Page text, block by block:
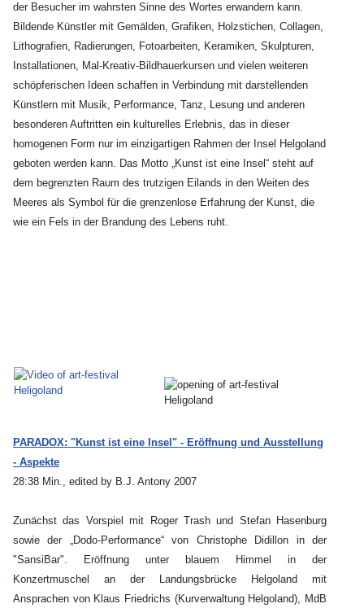
der Besucher im wahrsten Sinne des Wortes erwandern kann.
Bildende Künstler mit Gemälden, Grafiken, Holzstichen, Collagen,
Lithografien, Radierungen, Fotoarbeiten, Keramiken, Skulpturen,
Installationen, Mal-Kreativ-Bildhauerkursen und vielen weiteren
schöpferischen Ideen schaffen in Verbindung mit darstellenden
Künstlern mit Musik, Performance, Tanz, Lesung und anderen
besonderen Auftritten ein kulturelles Erlebnis, das in dieser
homogenen Form nur im einzigartigen Rahmen der Insel Helgoland
geboten werden kann. Das Motto „Kunst ist eine Insel“ steht auf
dem begrenzten Raum des trutzigen Eilands in den Weiten des
Meeres als Symbol für die grenzenlose Erfahrung der Kunst, die
wie ein Fels in der Brandung des Lebens ruht.
PARADOX: "Kunst ist eine Insel" - Eröffnung und Ausstellung
- Aspekte
28:38 Min., edited by B.J. Antony 2007
Zunächst das Vorspiel mit Roger Trash und Stefan Hasenburg
sowie der „Dodo-Performance“ von Christophe Didillon in der
"SansiBar". Eröffnung unter blauem Himmel in der
Konzertmuschel an der Landungsbrücke Helgoland mit
Ansprachen von Klaus Friedrichs (Kurverwaltung Helgoland), MdB